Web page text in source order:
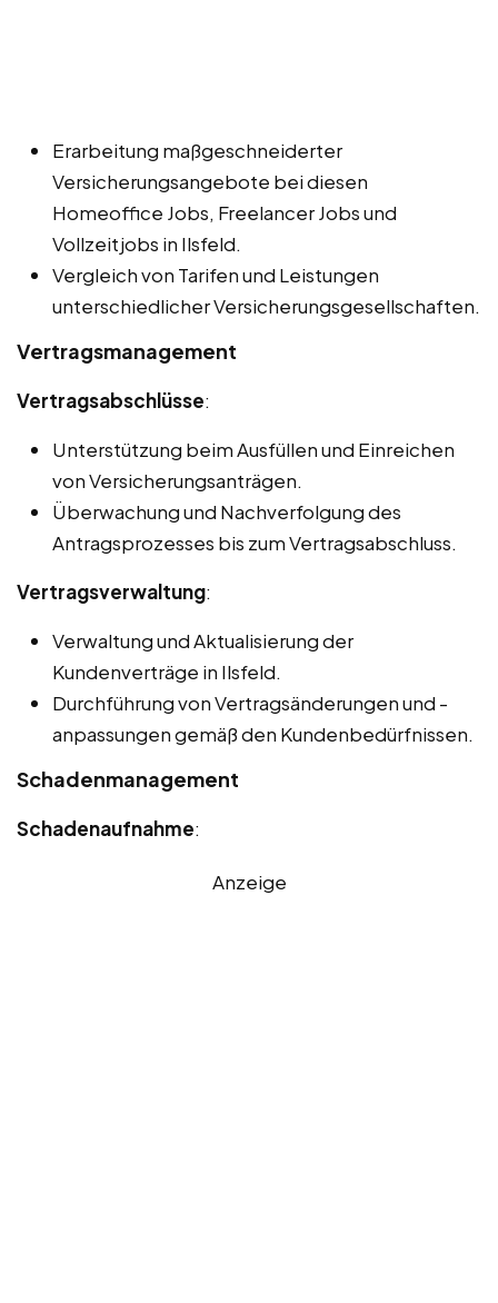
Erarbeitung maßgeschneiderter
Versicherungsangebote bei diesen
Homeoffice Jobs, Freelancer Jobs und
Vollzeitjobs in Ilsfeld.
Vergleich von Tarifen und Leistungen
unterschiedlicher Versicherungsgesellschaften.
Vertragsmanagement
Vertragsabschlüsse:
Unterstützung beim Ausfüllen und Einreichen
von Versicherungsanträgen.
Überwachung und Nachverfolgung des
Antragsprozesses bis zum Vertragsabschluss.
Vertragsverwaltung:
Verwaltung und Aktualisierung der
Kundenverträge in Ilsfeld.
Durchführung von Vertragsänderungen und -
anpassungen gemäß den Kundenbedürfnissen.
Schadenmanagement
Schadenaufnahme:
Anzeige